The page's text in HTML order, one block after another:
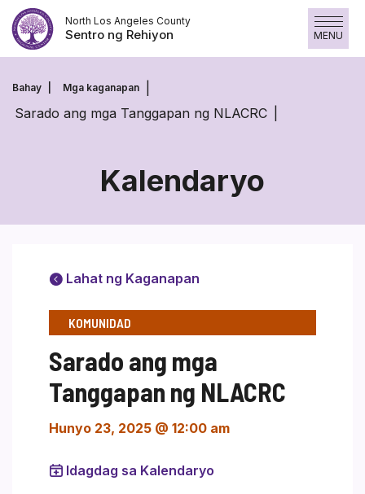
Laktawan
ang
nilalaman
North Los Angeles County
Sentro ng Rehiyon MENU
Bahay Mga kaganapan
Sarado ang mga Tanggapan ng NLACRC
Kalendaryo
Lahat ng Kaganapan
KOMUNIDAD
Sarado ang mga
Tanggapan ng NLACRC
Hunyo 23, 2025 @ 12:00 am
Idagdag sa Kalendaryo